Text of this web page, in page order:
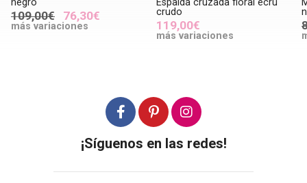
109,00€ 76,30€
más variaciones
crudo
119,00€
más variaciones
¡Síguenos en las redes!